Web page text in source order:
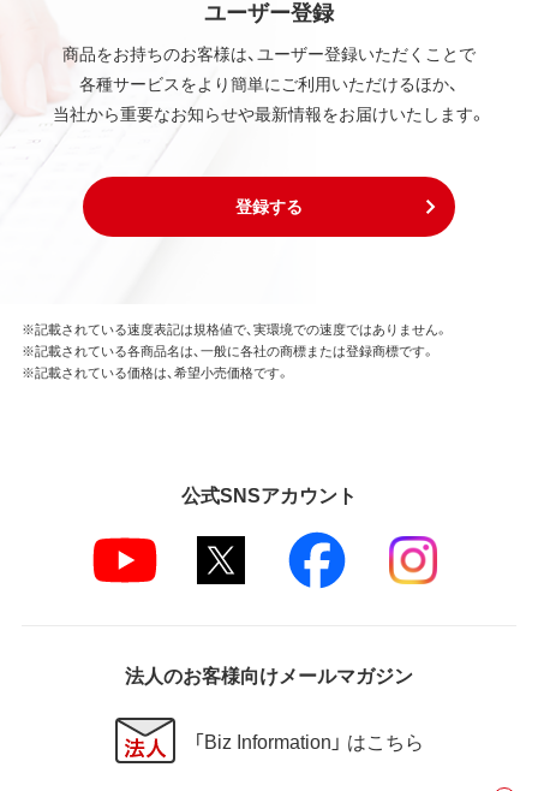
ユーザー登録
商品をお持ちのお客様は、ユーザー登録いただくことで
各種サービスをより簡単にご利用いただけるほか、
当社から重要なお知らせや最新情報をお届けいたします。
登録する
※記載されている速度表記は規格値で、実環境での速度ではありません。
※記載されている各商品名は、一般に各社の商標または登録商標です。
※記載されている価格は、希望小売価格です。
公式SNSアカウント
法人のお客様向けメールマガジン
「Biz Information」 はこちら